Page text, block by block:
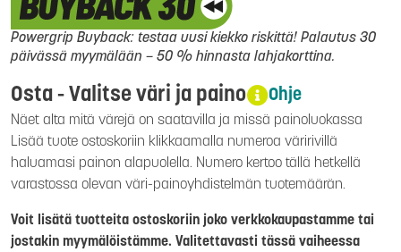
Powergrip Buyback: testaa uusi kiekko riskittä! Palautus 30
päivässä myymälään – 50 % hinnasta lahjakorttina.
Osta - Valitse väri ja paino Ohje
Näet alta mitä värejä on saatavilla ja missä painoluokassa
Lisää tuote ostoskoriin klikkaamalla numeroa väririvillä
haluamasi painon alapuolella. Numero kertoo tällä hetkellä
varastossa olevan väri-painoyhdistelmän tuotemäärän.
Voit lisätä tuotteita ostoskoriin joko verkkokaupastamme tai
jostakin myymälöistämme. Valitettavasti tässä vaiheessa